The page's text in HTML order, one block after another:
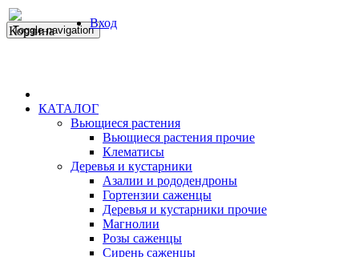
Корзина
Вход
Toggle navigation
КАТАЛОГ
Вьющиеся растения
Вьющиеся растения прочие
Клематисы
Деревья и кустарники
Азалии и рододендроны
Гортензии саженцы
Деревья и кустарники прочие
Магнолии
Розы саженцы
Сирень саженцы